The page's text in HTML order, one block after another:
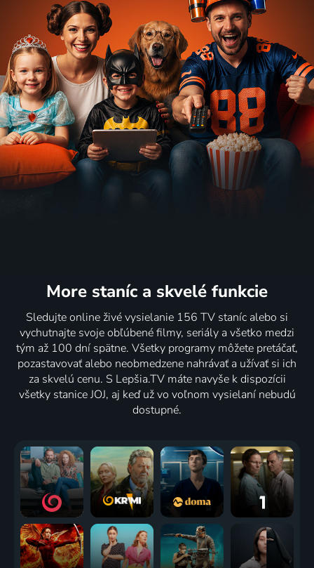
More staníc a skvelé funkcie
Sledujte online živé vysielanie 156 TV staníc alebo si
vychutnajte svoje obľúbené filmy, seriály a všetko medzi
tým až 100 dní spätne. Všetky programy môžete pretáčať,
pozastavovať alebo neobmedzene nahrávať a užívať si ich
za skvelú cenu. S Lepšia.TV máte navyše k dispozícii
všetky stanice JOJ, aj keď už vo voľnom vysielaní nebudú
dostupné.